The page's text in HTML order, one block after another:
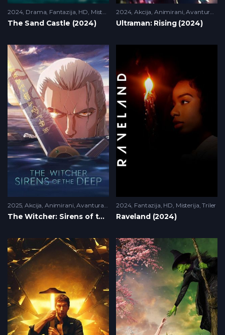
2024 Drama Fantazija HD Misterija
The Sand Castle (2024)
2024 Akcija Animirani ,Avantura
Ultraman: Rising (2024)
2025 Akcija Animirani ,Avantura Drama,Fantazija,HD,Misterija
The Witcher: Sirens of the Deep (2025)
2024 Fantazija HD Misterija ,Triler
Raveland (2024)